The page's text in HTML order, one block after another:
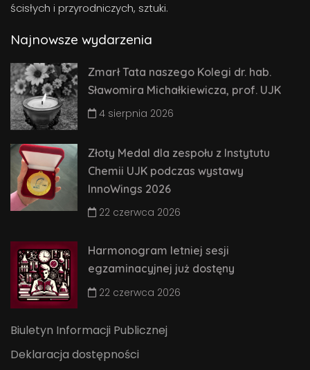
ścisłych i przyrodniczych, sztuki.
Najnowsze wydarzenia
Zmarł Tata naszego Kolegi dr. hab.
Sławomira Michałkiewicza, prof. UJK
4 sierpnia 2026
Złoty Medal dla zespołu z Instytutu
Chemii UJK podczas wystawy
InnoWings 2026
22 czerwca 2026
Harmonogram letniej sesji
egzaminacyjnej już dostęny
22 czerwca 2026
Biuletyn Informacji Publicznej
Deklaracja dostępności